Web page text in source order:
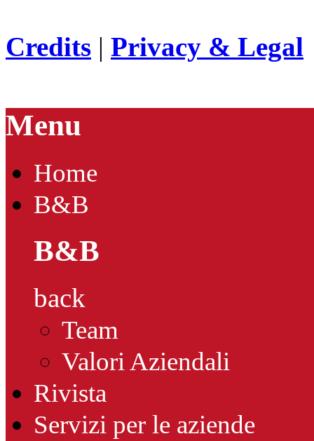
Credits | Privacy & Legal
Menu
Home
B&B
B&B
back
Team
Valori Aziendali
Rivista
Servizi per le aziende